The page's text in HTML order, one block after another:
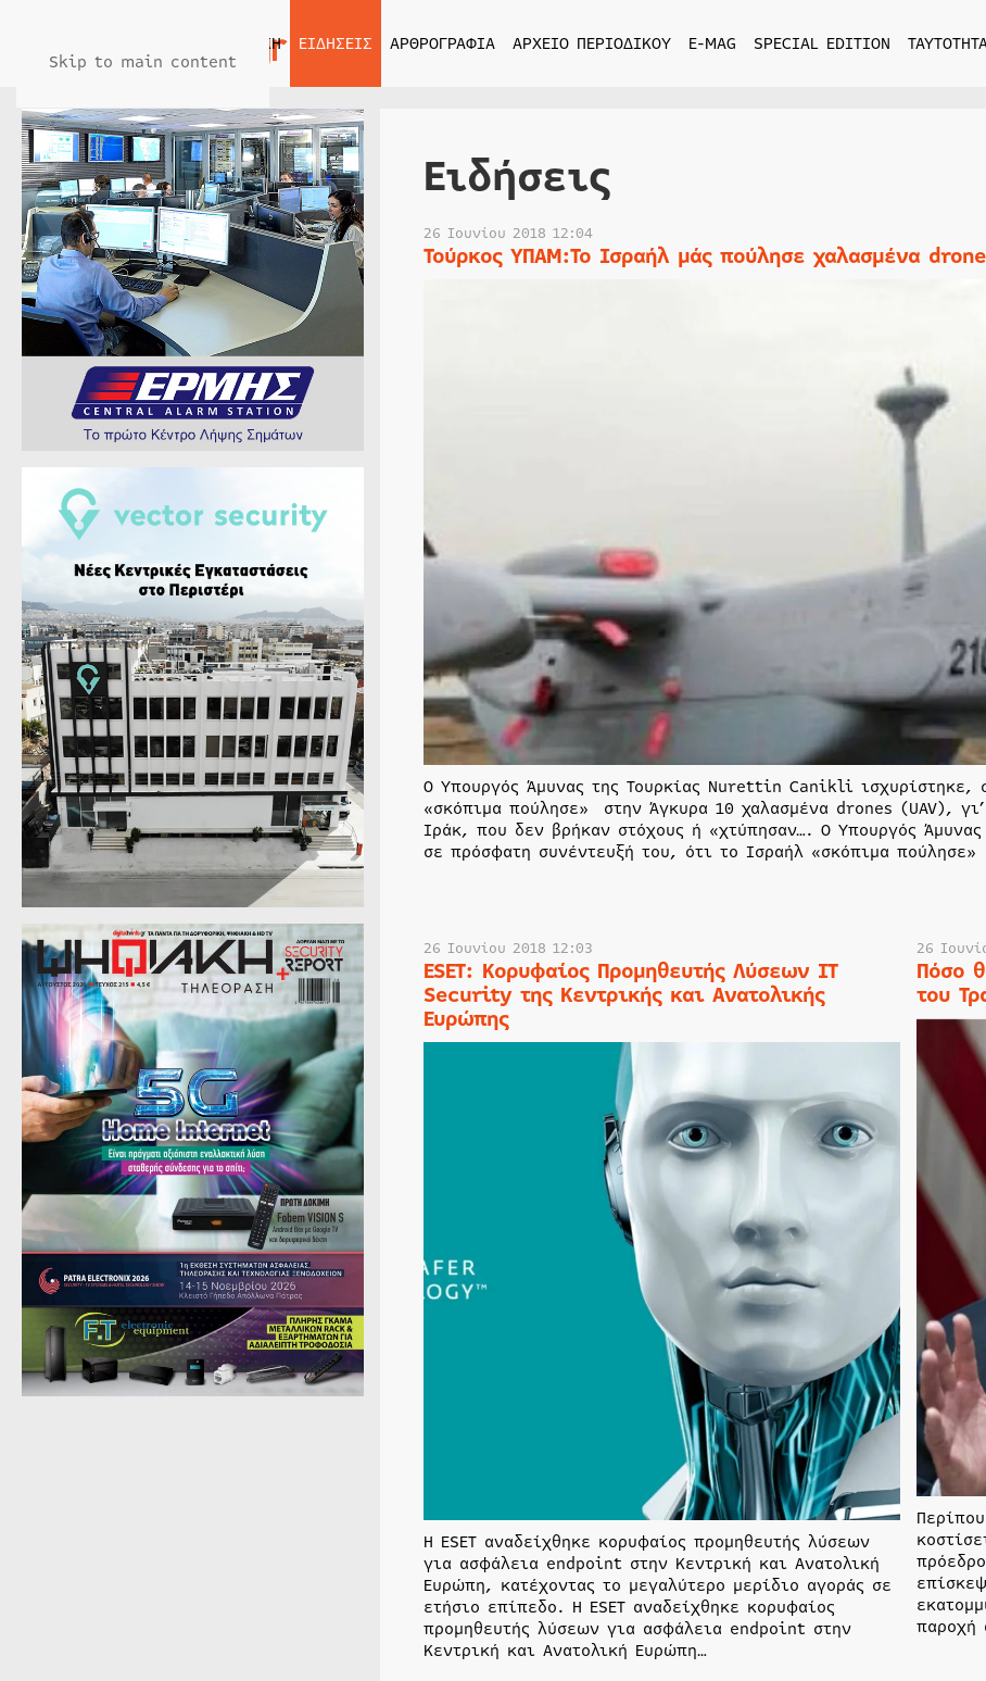
Skip to main content
ΑΡΧΙΚΗ ΕΙΔΗΣΕΙΣ ΑΡΘΡΟΓΡΑΦΙΑ ΑΡΧΕΙΟ ΠΕΡΙΟΔΙΚΟΥ E-MAG SPECIAL EDITION
Ειδήσεις
26 Ιουνίου 2018 12:04
Τούρκος ΥΠΑΜ:To Ισραήλ μάς πούλησε χαλασμένα
Ο Υπουργός Άμυνας της Τουρκίας Nurettin Canikli ισχυρίστηκε,
«σκόπιμα πούλησε» στην Άγκυρα 10 χαλασμένα drones (UAV),
Ιράκ, που δεν βρήκαν στόχους ή «χτύπησαν…. Ο Υπουργός
σε πρόσφατη συνέντευξή του, ότι το Ισραήλ «σκόπιμα
26 Ιουνίου 2018 12:03
ESET: Κορυφαίος Προμηθευτής Λύσεων IT
Security της Κεντρικής και Ανατολικής
Ευρώπης
Η ESET αναδείχθηκε κορυφαίος προμηθευτής λύσεων
για ασφάλεια endpoint στην Κεντρική και Ανατολική
Ευρώπη, κατέχοντας το μεγαλύτερο μερίδιο αγοράς σε
ετήσιο επίπεδο. Η ESET αναδείχθηκε κορυφαίος
προμηθευτής λύσεων για ασφάλεια endpoint στην
Κεντρική και Ανατολική Ευρώπη…
26
Πόσο
του
παροχή